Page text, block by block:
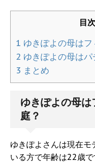
目次
1 ゆきぽよの母は
2 ゆきぽよの母は
3 まとめ
ゆきぽよの母
庭？
ゆきぽよさんは現在モ
いる方で年齢は22歳